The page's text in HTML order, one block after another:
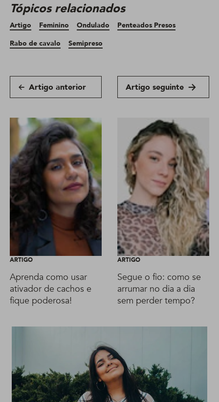
Tópicos relacionados
Artigo Feminino Ondulado
Penteados Presos
Rabo de cavalo
Semipreso
Artigo anterior Artigo seguinte
ARTIGO
Aprenda como usar
ativador de cachos e
fique poderosa!
ARTIGO
Segue o fio: como se
arrumar no dia a dia
sem perder tempo?